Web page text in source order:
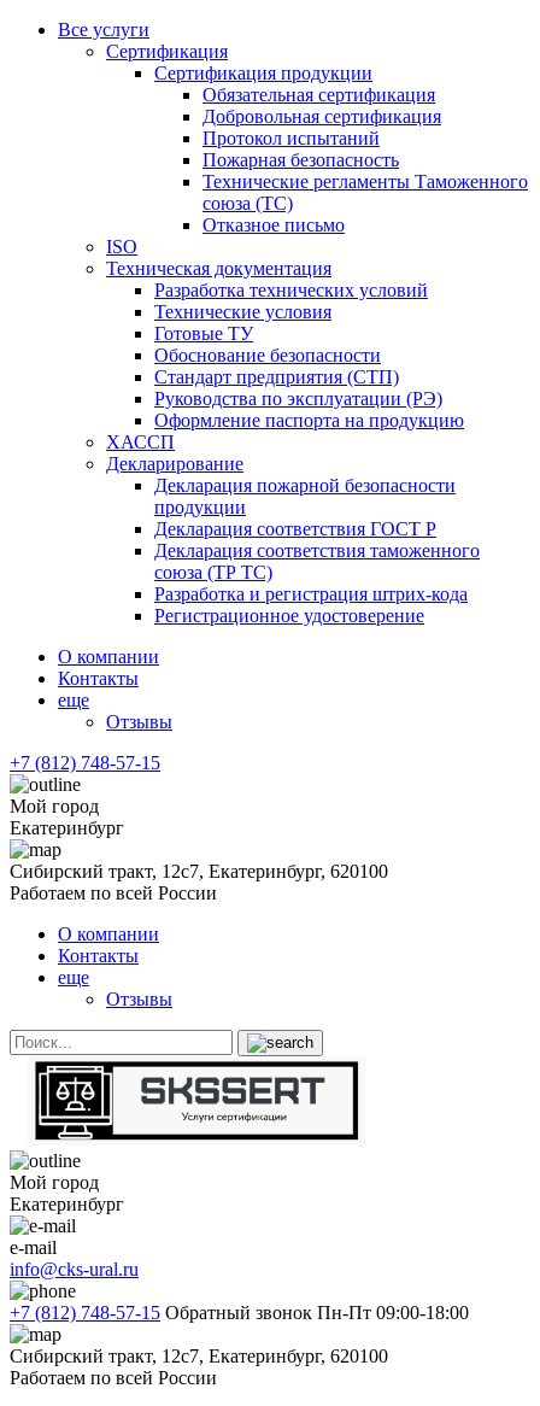
Все услуги
Сертификация
Сертификация продукции
Обязательная сертификация
Добровольная сертификация
Протокол испытаний
Пожарная безопасность
Технические регламенты Таможенного
союза (ТС)
Отказное письмо
ISO
Техническая документация
Разработка технических условий
Технические условия
Готовые ТУ
Обоснование безопасности
Стандарт предприятия (СТП)
Руководства по эксплуатации (РЭ)
Оформление паспорта на продукцию
ХАССП
Декларирование
Декларация пожарной безопасности
продукции
Декларация соответствия ГОСТ Р
Декларация соответствия таможенного
союза (ТР ТС)
Разработка и регистрация штрих-кода
Регистрационное удостоверение
О компании
Контакты
еще
Отзывы
+7 (812) 748-57-15
Мой город
Екатеринбург
Сибирский тракт, 12с7, Екатеринбург, 620100
Работаем по всей России
О компании
Контакты
еще
Отзывы
Мой город
Екатеринбург
e-mail
info@cks-ural.ru
+7 (812) 748-57-15 Обратный звонок Пн-Пт 09:00-18:00
Сибирский тракт, 12с7, Екатеринбург, 620100
Работаем по всей России